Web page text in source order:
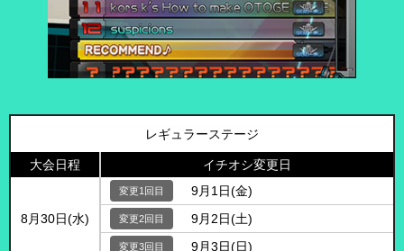
レギュラーステージ
大会日程 イチオシ変更日
8月30日(水)
9月1日(金)
9月2日(土)
9月3日(日)